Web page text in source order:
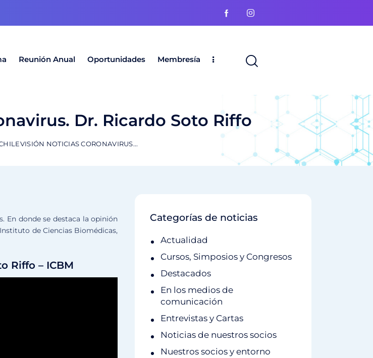
Reunión Anual Oportunidades Membresía
Dr. Ricardo Soto Riffo
NOTICIAS CORONAVIRUS...
En donde se destaca la opinión
de Ciencias Biomédicas,
Riffo – ICBM
Categorías de noticias
Actualidad
Cursos, Simposios y Congresos
Destacados
En los medios de
comunicación
Entrevistas y Cartas
Noticias de nuestros socios
Nuestros socios y entorno